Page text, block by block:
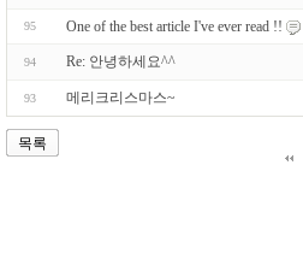
95 One of the best article I've ever read !!
94 Re: 안녕하세요^^
93 메리크리스마스~
목록